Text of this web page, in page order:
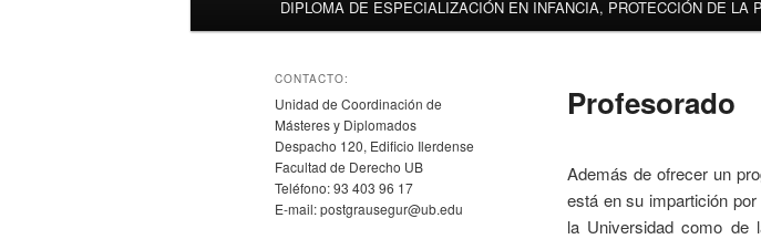
DIPLOMA DE ESPECIALIZACIÓN EN INFANCIA, PROTECCIÓN DE LA
Profesorado
Además de ofrecer un
está en su impartición
la Universidad como de
CONTACTO:
Unidad de Coordinación de
Másteres y Diplomados
Despacho 120, Edificio Ilerdense
Facultad de Derecho UB
Teléfono: 93 403 96 17
E-mail: postgrausegur@ub.edu